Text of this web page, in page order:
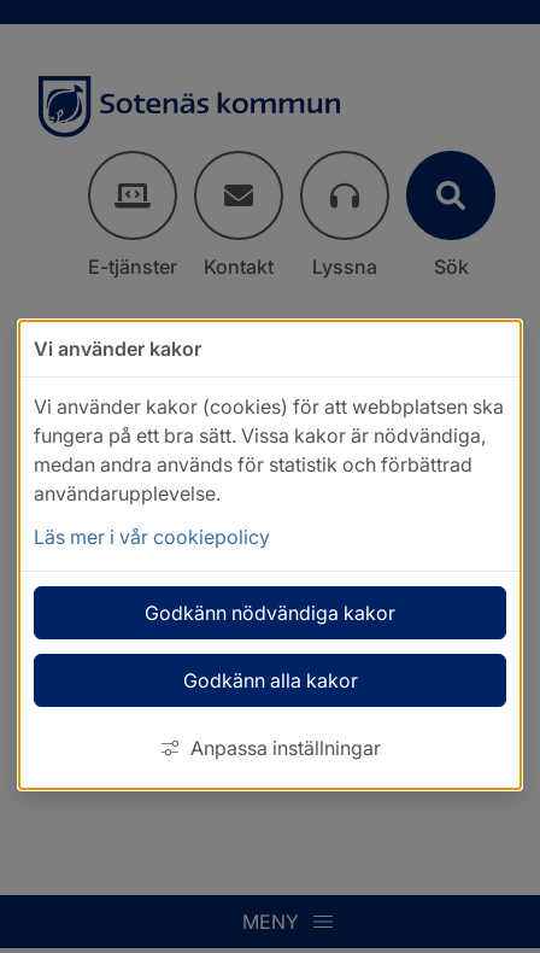
E-tjänster Kontakt Lyssna Sök
MENY
Vi använder kakor
Vi använder kakor (cookies) för att webbplatsen ska
fungera på ett bra sätt. Vissa kakor är nödvändiga,
medan andra används för statistik och förbättrad
användarupplevelse.
Läs mer i vår cookiepolicy
Godkänn nödvändiga kakor
Godkänn alla kakor
Anpassa inställningar